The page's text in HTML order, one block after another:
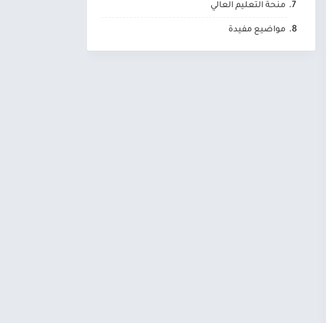
منحة التعليم العالي
مواضيع مفيدة